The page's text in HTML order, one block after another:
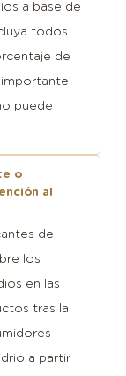
a base de
todos
de
puede
o
al
de
los
en las
tras la
a partir